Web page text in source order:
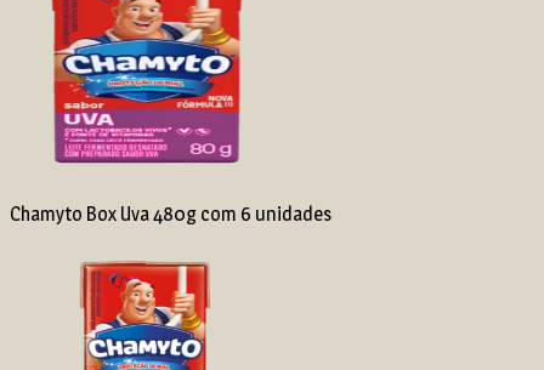
Chamyto Box Uva 480g com 6 unidades